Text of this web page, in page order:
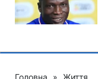
Головна » Життя